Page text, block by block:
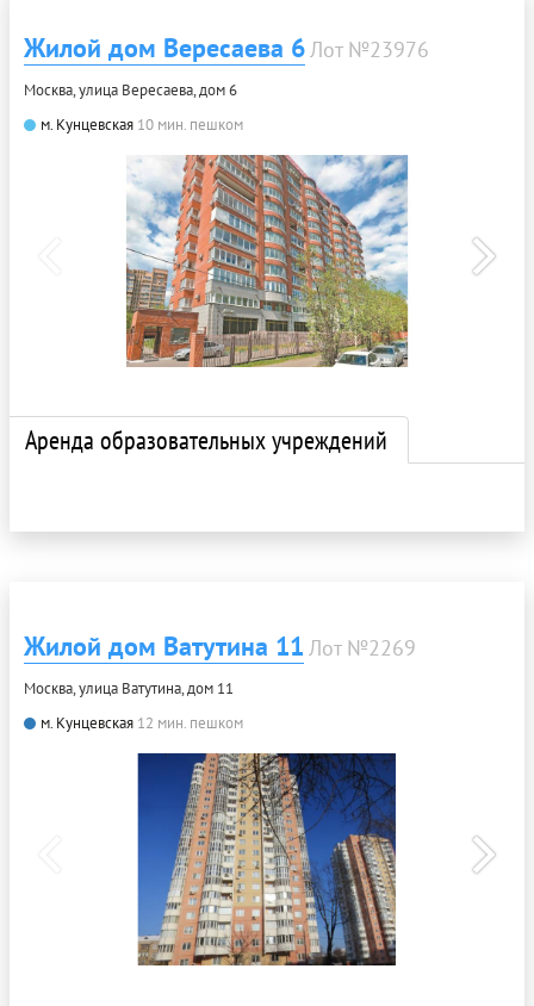
Жилой дом Вересаева 6Лот №23976
Москва, улица Вересаева, дом 6
м. Кунцевская 10 мин. пешком
Аренда образовательных учреждений
Жилой дом Ватутина 11 Лот №2269
Москва, улица Ватутина, дом 11
м. Кунцевская 12 мин. пешком